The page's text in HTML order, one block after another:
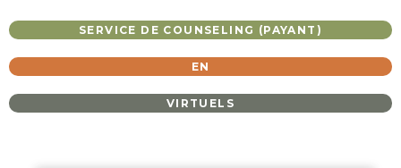
SERVICE DE COUNSELING (PAYANT)
EN
VIRTUELS